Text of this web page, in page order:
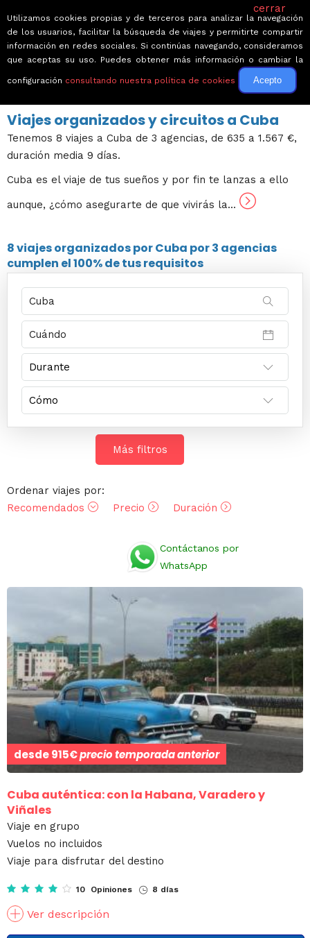
← Volver a Circuitos por América
Viajes organizados y circuitos a Cuba
Tenemos 8 viajes a Cuba de 3 agencias, de 635 a 1.567 €,
duración media 9 días.
Cuba es el viaje de tus sueños y por fin te lanzas a ello
aunque, ¿cómo asegurarte de que vivirás la...
8 viajesorganizados por Cuba por3 agencias
cumplen el 100% de tus requisitos
Más filtros
Ordenar viajes por:
Recomendados
Precio Duración
Contáctanos por
WhatsApp
desde915€precio temporada anterior
Cuba auténtica: con la Habana, Varadero y
Viñales
Viaje en grupo
Vuelos no incluidos
Viaje para disfrutar del destino
10 Opiniones 8 días
Ver descripción
cerrar
Utilizamos cookies propias y de terceros para analizar la navegación
de los usuarios, facilitar la búsqueda de viajes y permitirte compartir
información en redes sociales. Si continúas navegando, consideramos
que aceptas su uso. Puedes obtener más información o cambiar la
configuración consultando nuestra política de cookies Acepto